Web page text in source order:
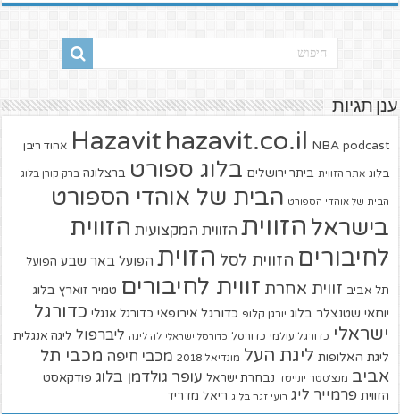
ענן תגיות
Hazavit hazavit.co.il NBA podcast אהוד ריבן
בלוג אתר הזווית ביתר ירושלים בלוג ספורט ברצלונה ברק קורן בלוג
הבית של אוהדי הספורט הבית של אוהדי הספורט
בישראל הזווית הזווית המקצועית הזווית
לחיבורים הזווית לסל הזוית הפועל באר שבע הפועל
תל אביב זווית אחרת זווית לחיבורים טמיר זוארץ בלוג
יוחאי שטנצלר בלוג יורגן קלופ כדורגל אירופאי כדורגל אנגלי כדורגל
ישראלי כדורגל עולמי כדורסל כדורסל ישראלי לה ליגה ליברפול ליגה אנגלית
ליגת האלופות ליגת העל מונדיאל 2018 מכבי חיפה מכבי תל
אביב מנצ'סטר יונייטד נבחרת ישראל עופר גולדמן בלוג פודקאסט
הזווית פרמייר ליג רועי זגה בלוג ריאל מדריד